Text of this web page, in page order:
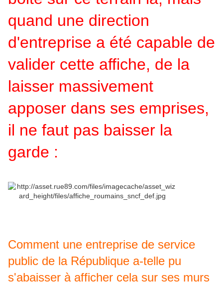
quand une direction
d'entreprise a été capable de
valider cette affiche, de la
laisser massivement
apposer dans ses emprises,
il ne faut pas baisser la
garde :
Comment une entreprise de service
public de la République a-telle pu
s'abaisser à afficher cela sur ses murs